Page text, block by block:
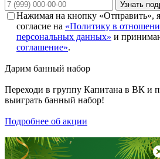
Нажимая на кнопку «Отправить»,
согласие на «Политику в
персональных данных» и
соглашение».
Дарим банный набор
Переходи в группу Капитана в ВК и
выиграть банный набор!
Подробнее об акции